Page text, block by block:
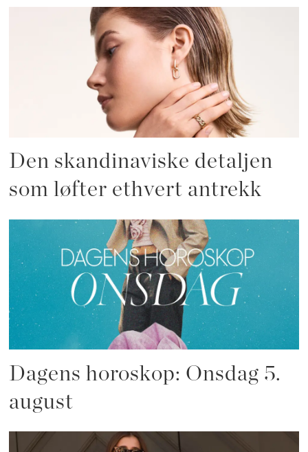
Den skandinaviske detaljen
som løfter ethvert antrekk
Dagens horoskop: Onsdag 5.
august